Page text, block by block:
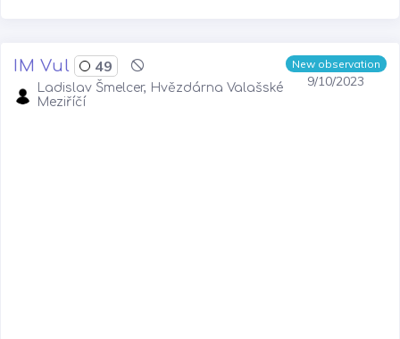
New observation
9/10/2023
IM Vul 49
Ladislav Šmelcer, Hvězdárna Valašské
Meziříčí